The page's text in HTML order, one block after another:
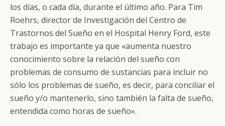
los días, o cada día, durante el último año. Para Tim
Roehrs, director de Investigación del Centro de
Trastornos del Sueño en el Hospital Henry Ford, este
trabajo es importante ya que «aumenta nuestro
conocimiento sobre la relación del sueño con
problemas de consumo de sustancias para incluir no
sólo los problemas de sueño, es decir, para conciliar el
sueño y/o mantenerlo, sino también la falta de sueño,
entendida como horas de sueño».